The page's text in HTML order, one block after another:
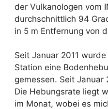
der Vulkanologen vom
durchschnittlich 94
in 5 m Entfernung von
Seit Januar 2011
Station eine
gemessen. Seit Januar
Die Hebungsrate liegt
im Monat, wobei es